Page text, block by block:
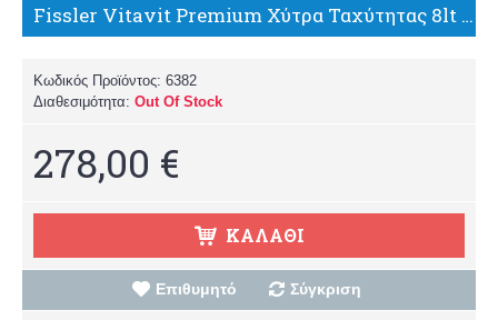
Fissler Vitavit Premium Χύτρα Ταχύτητας 8lt 62281208070
Κωδικός Προϊόντος: 6382
Διαθεσιμότητα: Out Of Stock
278,00 €
ΚΑΛΆΘΙ
Επιθυμητό Σύγκριση